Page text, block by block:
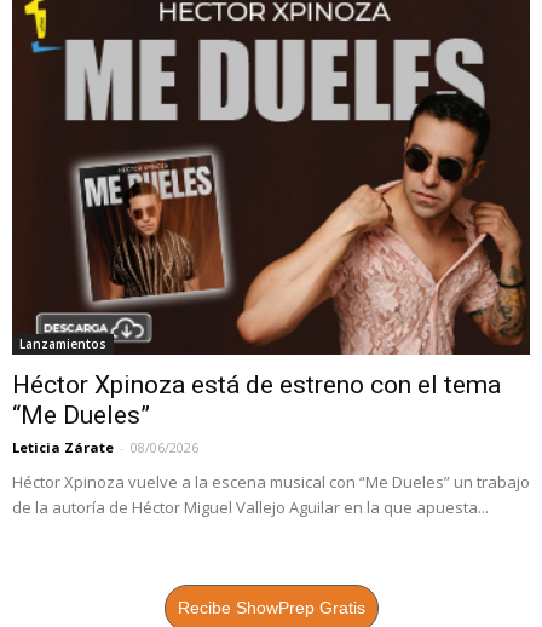
Lanzamientos
Héctor Xpinoza está de estreno con el tema
“Me Dueles”
Leticia Zárate - 08/06/2026
Héctor Xpinoza vuelve a la escena musical con “Me Dueles” un trabajo
de la autoría de Héctor Miguel Vallejo Aguilar en la que apuesta...
Recibe ShowPrep Gratis